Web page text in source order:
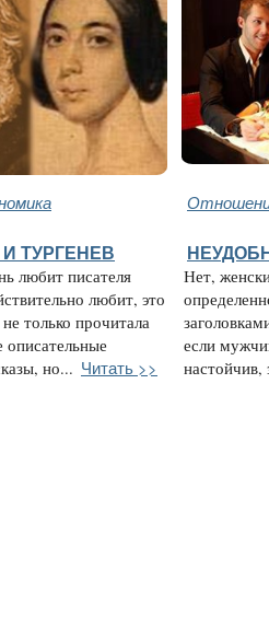
ТУРГЕНЕВ
любит писателя
любит, это
только прочитала
описательные
но... Читать >>
Нет,
если
настойчив,